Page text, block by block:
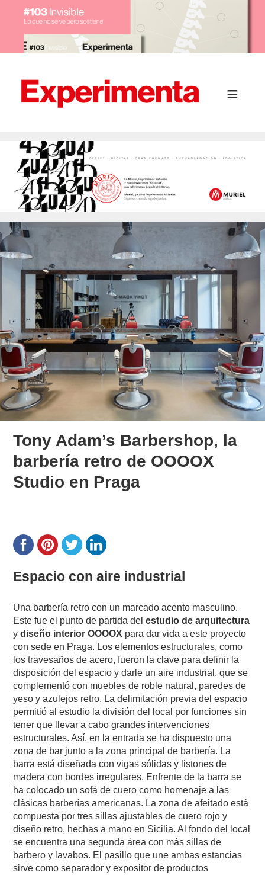
Tony Adam’s Barbershop, la
barbería retro de OOOOX
Studio en Praga
Espacio con aire industrial
Una barbería retro con un marcado acento masculino.
Este fue el punto de partida delestudio de arquitectura
ydiseño interior OOOOX para dar vida a este proyecto
con sede en Praga. Los elementos estructurales, como
los travesaños de acero, fueron la clave para definir la
disposición del espacio y darle un aire industrial, que se
complementó con muebles de roble natural, paredes de
yeso y azulejos retro. La delimitación previa del espacio
permitió al estudio la división del local por funciones sin
tener que llevar a cabo grandes intervenciones
estructurales. Así, en la entrada se ha dispuesto una
zona de bar junto a la zona principal de barbería. La
barra está diseñada con vigas sólidas y listones de
madera con bordes irregulares. Enfrente de la barra se
ha colocado un sofá de cuero como homenaje a las
clásicas barberías americanas. La zona de afeitado está
compuesta por tres sillas ajustables de cuero rojo y
diseño retro, hechas a mano en Sicilia. Al fondo del local
se encuentra una segunda área con más sillas de
barbero y lavabos. El pasillo que une ambas estancias
sirve como separador y expositor de productos